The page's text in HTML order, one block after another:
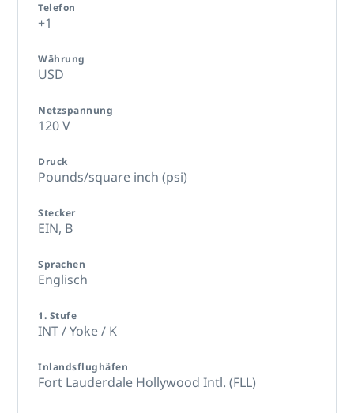
Telefon
+1
Währung
USD
Netzspannung
120 V
Druck
Pounds/square inch (psi)
Stecker
EIN, B
Sprachen
Englisch
1. Stufe
INT / Yoke / K
Inlandsflughäfen
Fort Lauderdale Hollywood Intl. (FLL)